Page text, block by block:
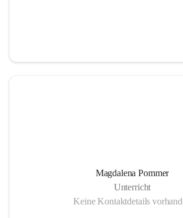
Magdalena Pommer
Unterricht
Keine Kontaktdetails